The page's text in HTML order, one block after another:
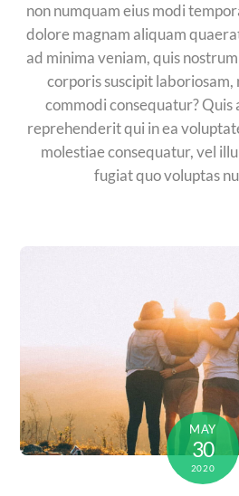
non numquam eius modi
dolore magnam aliquam
ad minima veniam, quis
corporis suscipit laboriosam,
commodi consequatur? Quis
reprehenderit qui in ea
molestiae consequatur, vel
fugiat quo voluptas
MAY
30
2020